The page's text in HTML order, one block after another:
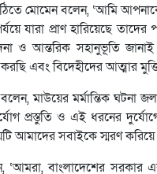
মোমেন বলেন, ‘আমি
যারা প্রাণ হারিয়েছে তাদের
ও আন্তরিক সহানুভূতি
এবং বিদেহীদের আত্মার
মাউয়ের মর্মান্তিক ঘটনা
প্রস্তুতি ও এই ধরনের
আমাদের সবাইকে স্মরণ করিয়ে
‘আমরা, বাংলাদেশের সরকার